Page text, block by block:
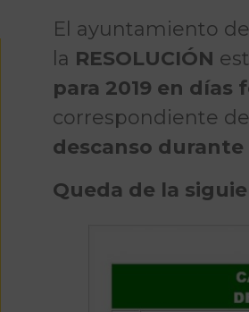
El ayuntamiento
la RESOLUCIÓN
para 2019 en días
correspondiente de
descanso
Queda de la